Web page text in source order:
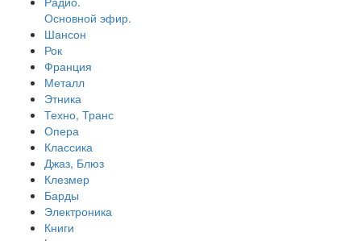
Основной эфир.
Шансон
Рок
Франция
Металл
Этника
Техно, Транс
Опера
Классика
Джаз, Блюз
Клезмер
Барды
Электроника
Книги